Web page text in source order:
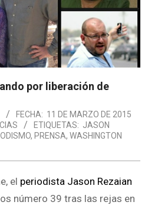
por liberación de
FECHA: 11 DE MARZO DE 2015
ETIQUETAS: JASON
, PRENSA, WASHINGTON
el periodista Jason Rezaian
número 39 tras las rejas en